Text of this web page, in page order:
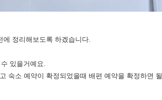
정리해보도록 하겠습니다.
있을거예요.
숙소 예약이 확정되었을때 배편 예약을 확정하면 될